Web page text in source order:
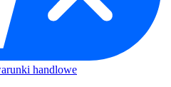
handlowe